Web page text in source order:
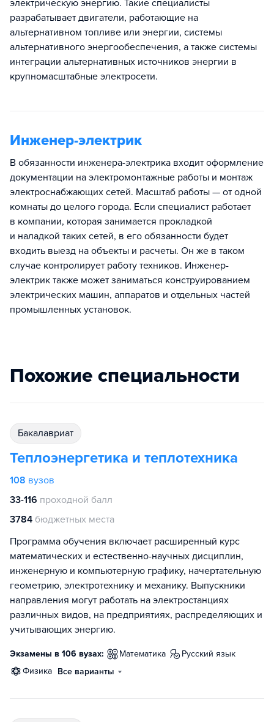
электрическую энергию. Такие специалисты
разрабатывает двигатели, работающие на
альтернативном топливе или энергии, системы
альтернативного энергообеспечения, а также системы
интеграции альтернативных источников энергии в
крупномасштабные электросети.
Инженер-электрик
В обязанности инженера-электрика входит оформление
документации на электромонтажные работы и монтаж
электроснабжающих сетей. Масштаб работы — от одной
комнаты до целого города. Если специалист работает
в компании, которая занимается прокладкой
и наладкой таких сетей, в его обязанности будет
входить выезд на объекты и расчеты. Он же в таком
случае контролирует работу техников. Инженер-
электрик также может заниматься конструированием
электрических машин, аппаратов и отдельных частей
промышленных установок.
Похожие специальности
бакалавриат
Теплоэнергетика и теплотехника
108 вузов
33-116 проходной балл
3784 бюджетных места
Программа обучения включает расширенный курс
математических и естественно-научных дисциплин,
инженерную и компьютерную графику, начертательную
геометрию, электротехнику и механику. Выпускники
направления могут работать на электростанциях
различных видов, на предприятиях, распределяющих и
учитывающих энергию.
Экзамены в 106 вузах: математика
русский язык
физика Все варианты